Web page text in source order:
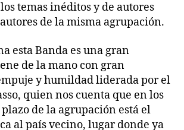
temas inéditos y de autores
de la misma agrupación.
esta Banda es una gran
de la mano con gran
y humildad liderada por el
quien nos cuenta que en los
de la agrupación está el
al país vecino, lugar donde ya